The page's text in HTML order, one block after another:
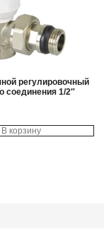
регулировочный
соединения 1/2″
В корзину